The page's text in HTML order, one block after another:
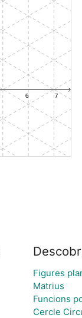
Figures
Matrius
Funcions
Cercle